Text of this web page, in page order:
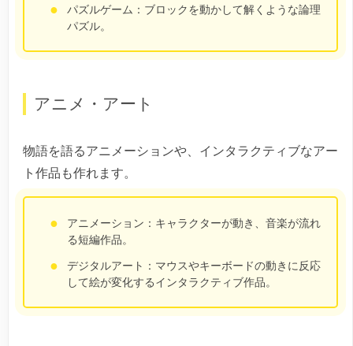
パズルゲーム： ブロックを動かして解くような論理
パズル。
アニメ・アート
物語を語るアニメーションや、インタラクティブなアー
ト作品も作れます。
アニメーション： キャラクターが動き、音楽が流れ
る短編作品。
デジタルアート： マウスやキーボードの動きに反応
して絵が変化するインタラクティブ作品。